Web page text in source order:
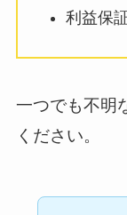
利益保
一つでも不明
ください。